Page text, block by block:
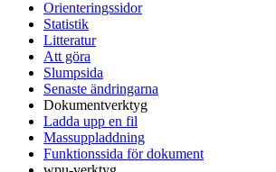
Orienteringssidor
Statistik
Litteratur
Att göra
Slumpsida
Senaste ändringarna
Dokumentverktyg
Ladda upp en fil
Massuppladdning
Funktionssida för dokument